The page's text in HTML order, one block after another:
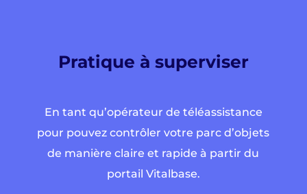
Pratique à superviser
En tant qu’opérateur de téléassistance
pour pouvez contrôler votre parc d’objets
de manière claire et rapide à partir du
portail Vitalbase.